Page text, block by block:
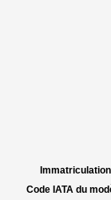
Code IATA du